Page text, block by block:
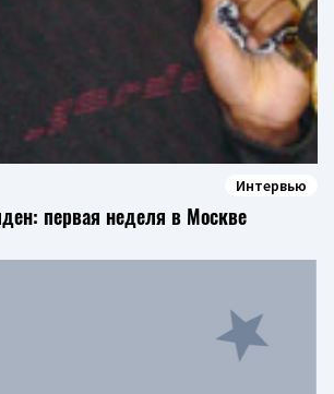
Интервью
первая неделя в Москве